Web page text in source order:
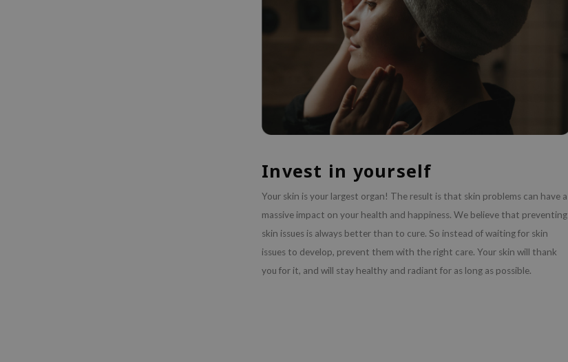
Invest in yourself
Your skin is your largest organ! The result is that skin problems can have a
massive impact on your health and happiness. We believe that preventing
skin issues is always better than to cure. So instead of waiting for skin
issues to develop, prevent them with the right care. Your skin will thank
you for it, and will stay healthy and radiant for as long as possible.